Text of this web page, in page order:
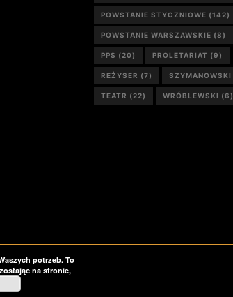
POWSTANIE STYCZNIOWE (142)
POWSTANIE WARSZAWSKIE (8)
PPS (20) PROLETARIAT (9)
REŻYSER (7) SZYMANOWSKI
TEATR (22) WRÓBLEWSKI (6)
potrzeb. To
na stronie,